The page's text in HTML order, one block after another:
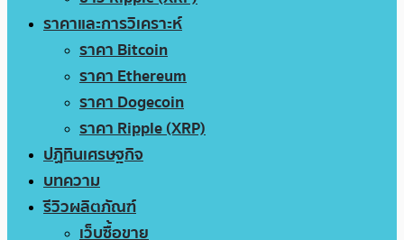
ราคาและการวิเคราะห์
ราคา Bitcoin
ราคา Ethereum
ราคา Dogecoin
ราคา Ripple (XRP)
ปฏิทินเศรษฐกิจ
บทความ
รีวิวผลิตภัณฑ์
เว็บซื้อขาย